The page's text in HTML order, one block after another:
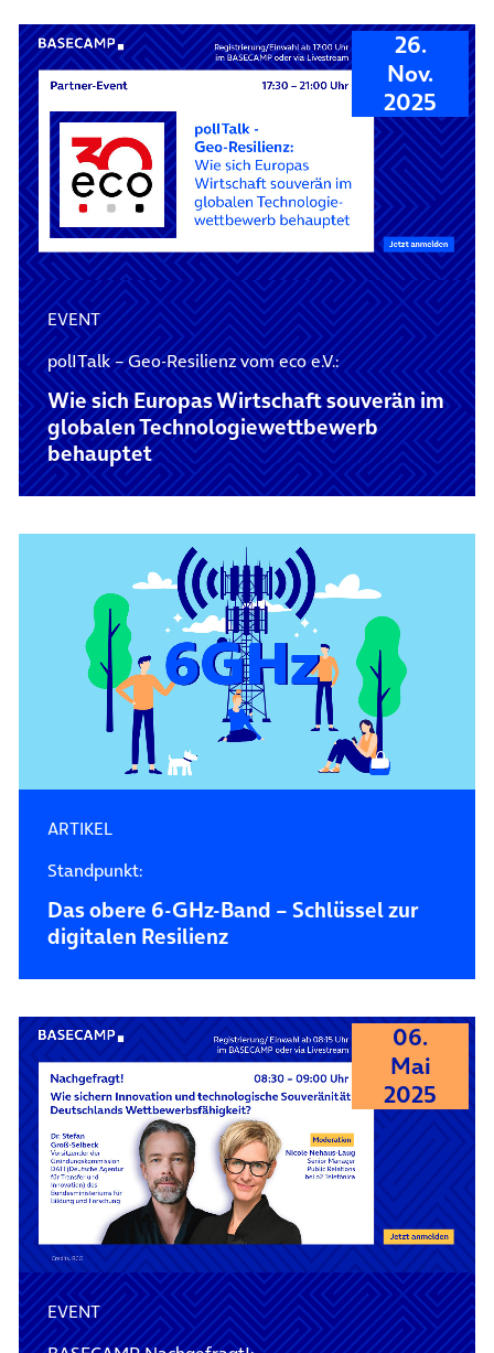
26.
Nov.
2025
EVENT
polITalk – Geo-Resilienz vom eco e.V.:
Wie sich Europas Wirtschaft souverän im
globalen Technologie­wettbewerb
behauptet
ARTIKEL
Standpunkt:
Das obere 6-GHz-Band – Schlüssel zur
digitalen Resilienz
06.
Mai
2025
EVENT